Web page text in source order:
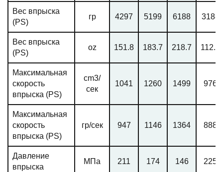
Вес впрыска
(PS)
гр 4297 5199 6188 3188
Вес впрыска
(PS)
oz 151.8 183.7 218.7 112.7
Максимальная
скорость
впрыска (PS)
cm3/
сек
1041 1260 1499 976
Максимальная
скорость
впрыска (PS)
гр/сек 947 1146 1364 888
Давление
впрыска
МПа 211 174 146 225